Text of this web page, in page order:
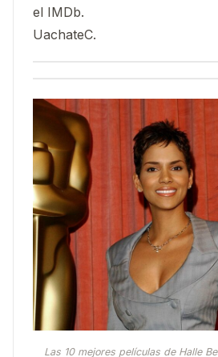
el IMDb.
UachateC.
Las 10 mejores películas de Halle